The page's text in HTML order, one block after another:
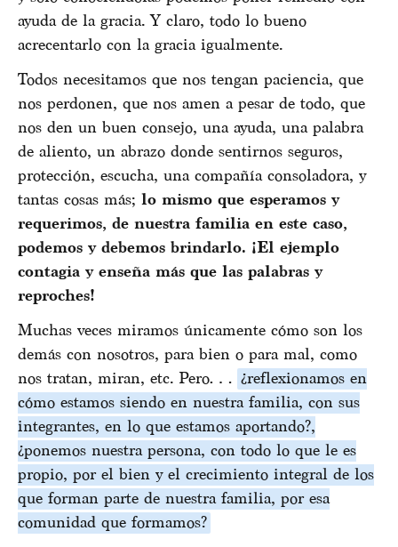
ayuda de la gracia. Y claro, todo lo bueno
acrecentarlo con la gracia igualmente.
Todos necesitamos que nos tengan paciencia, que
nos perdonen, que nos amen a pesar de todo, que
nos den un buen consejo, una ayuda, una palabra
de aliento, un abrazo donde sentirnos seguros,
protección, escucha, una compañía consoladora, y
tantas cosas más; lo mismo que esperamos y
requerimos, de nuestra familia en este caso,
podemos y debemos brindarlo. ¡El ejemplo
contagia y enseña más que las palabras y
reproches!
Muchas veces miramos únicamente cómo son los
demás con nosotros, para bien o para mal, como
nos tratan, miran, etc. Pero… ¿reflexionamos en
cómo estamos siendo en nuestra familia, con sus
integrantes, en lo que estamos aportando?,
¿ponemos nuestra persona, con todo lo que le es
propio, por el bien y el crecimiento integral de los
que forman parte de nuestra familia, por esa
comunidad que formamos?